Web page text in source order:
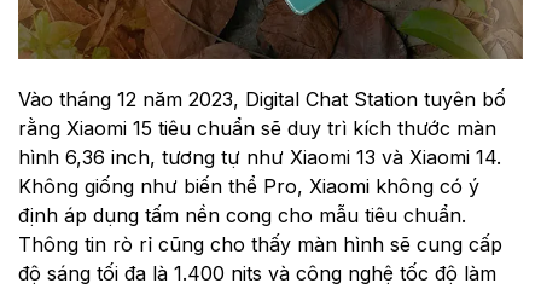
Vào tháng 12 năm 2023, Digital Chat Station tuyên bố
rằng Xiaomi 15 tiêu chuẩn sẽ duy trì kích thước màn
hình 6,36 inch, tương tự như Xiaomi 13 và Xiaomi 14.
Không giống như biến thể Pro, Xiaomi không có ý
định áp dụng tấm nền cong cho mẫu tiêu chuẩn.
Thông tin rò rỉ cũng cho thấy màn hình sẽ cung cấp
độ sáng tối đa là 1.400 nits và công nghệ tốc độ làm